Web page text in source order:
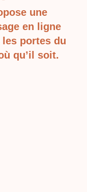
une
en ligne
portes du
qu’il soit.